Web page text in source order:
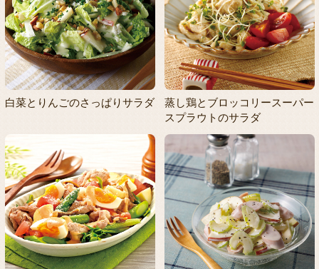
白菜とりんごのさっぱりサラダ
蒸し鶏とブロッコリースーパー
スプラウトのサラダ